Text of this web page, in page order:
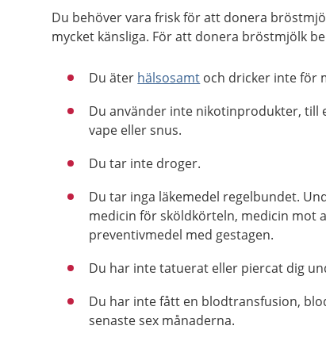
Du behöver vara frisk för att donera
mycket känsliga. För att donera bröstmjölk
Du äter hälsosamt och dricker inte för
Du använder inte nikotinprodukter, till
vape eller snus.
Du tar inte droger.
Du tar inga läkemedel regelbundet.
medicin för sköldkörteln, medicin mot
preventivmedel med gestagen.
Du har inte tatuerat eller piercat dig
Du har inte fått en blodtransfusion,
senaste sex månaderna.